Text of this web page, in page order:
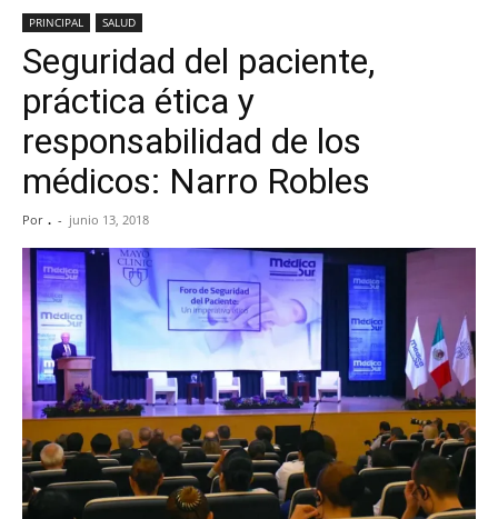
PRINCIPAL SALUD
Seguridad del paciente,
práctica ética y
responsabilidad de los
médicos: Narro Robles
Por . - junio 13, 2018